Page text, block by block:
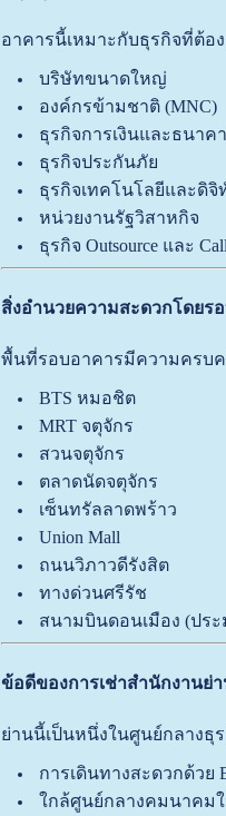
อาคารนี้เหมาะกับธุรกิจที่ต้อ
บริษัทขนาดใหญ่
องค์กรข้ามชาติ (MNC)
ธุรกิจการเงินและธนาค
ธุรกิจประกันภัย
ธุรกิจเทคโนโลยีและดิจิ
หน่วยงานรัฐวิสาหกิจ
ธุรกิจ Outsource และ
สิ่งอำนวยความสะดวกโดยร
พื้นที่รอบอาคารมีความครบ
BTS หมอชิต
MRT จตุจักร
สวนจตุจักร
ตลาดนัดจตุจักร
เซ็นทรัลลาดพร้าว
Union Mall
ถนนวิภาวดีรังสิต
ทางด่วนศรีรัช
สนามบินดอนเมือง (ปร
ข้อดีของการเช่าสำนักงานย่
ย่านนี้เป็นหนึ่งในศูนย์กลางธุ
การเดินทางสะดวกด้วย
ใกล้ศูนย์กลางคมนาคม